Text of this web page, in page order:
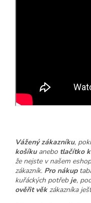
Vážený zákazníku,
košíkuanebo tlačítko
že nejste v našem
zákazník. Pro nákup
kuřáckých potřebje,
ověřit věkzákazníka